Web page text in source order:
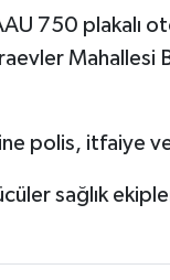
750 plakalı
Mahallesi
polis, itfaiye
sağlık